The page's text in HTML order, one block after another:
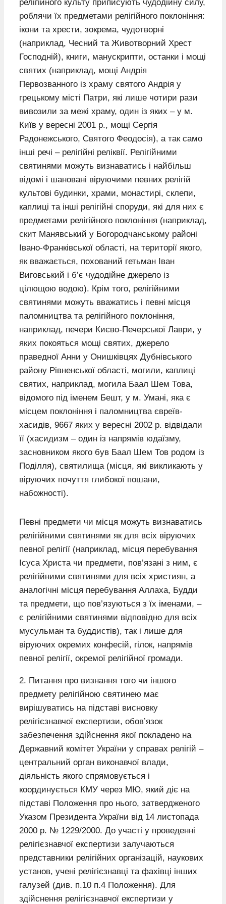
релігійного культу приписують чудодійну силу,
роблячи їх предметами релігійного поклоніння:
ікони та хрести, зокрема, чудотворні
(наприклад, Чесний та Животворний Хрест
Господній), книги, манускрипти, останки і мощі
святих (наприклад, мощі Андрія
Первозванного із храму святого Андрія у
грецькому місті Патри, які лише чотири рази
вивозили за межі храму, один із яких – у м.
Київ у вересні 2001 р., мощі Сергія
Радонежського, Святого Феодосія), а так само
інші речі – релігійні реліквії. Релігійними
святинями можуть визнаватись і найбільш
відомі і шановані віруючими певних релігій
культові будинки, храми, монастирі, склепи,
каплиці та інші релігійні споруди, які для них є
предметами релігійного поклоніння (наприклад,
скит Манявський у Богородчанському районі
Івано-Франківської області, на території якого,
як вважається, похований гетьман Іван
Виговський і б’є чудодійне джерело із
цілющою водою). Крім того, релігійними
святинями можуть вважатись і певні місця
паломництва та релігійного поклоніння,
наприклад, печери Києво-Печерської Лаври, у
яких покояться мощі святих, джерело
праведної Анни у Онишківцях Дубнівського
району Рівненської області, могили, каплиці
святих, наприклад, могила Баал Шем Това,
відомого під іменем Бешт, у м. Умані, яка є
місцем поклоніння і паломництва євреїв-
хасидів, 9667 яких у вересні 2002 р. відвідали
її (хасидизм – один із напрямів юдаїзму,
засновником якого був Баал Шем Тов родом із
Поділля), святилища (місця, які викликають у
віруючих почуття глибокої пошани,
набожності).
Певні предмети чи місця можуть визнаватись
релігійними святинями як для всіх віруючих
певної релігії (наприклад, місця перебування
Ісуса Христа чи предмети, пов’язані з ним, є
релігійними святинями для всіх християн, а
аналогічні місця перебування Аллаха, Будди
та предмети, що пов’язуються з їх іменами, –
є релігійними святинями відповідно для всіх
мусульман та буддистів), так і лише для
віруючих окремих конфесій, гілок, напрямів
певної релігії, окремої релігійної громади.
2. Питання про визнання того чи іншого
предмету релігійною святинею має
вирішуватись на підставі висновку
релігієзнавчої експертизи, обов’язок
забезпечення здійснення якої покладено на
Державний комітет України у справах релігій –
центральний орган виконавчої влади,
діяльність якого спрямовується і
координується КМУ через МЮ, який діє на
підставі Положення про нього, затвердженого
Указом Президента України від 14 листопада
2000 р. № 1229/2000. До участі у проведенні
релігієзнавчої експертизи залучаються
представники релігійних організацій, наукових
установ, учені релігієзнавці та фахівці інших
галузей (див. п.10 п.4 Положення). Для
здійснення релігієзнавчої експертизи у